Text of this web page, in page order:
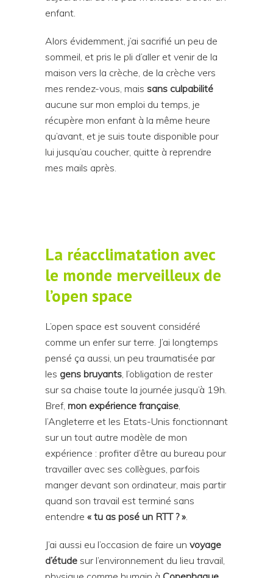
enfant.
Alors évidemment, j’ai sacrifié un peu de
sommeil, et pris le pli d’aller et venir de la
maison vers la crèche, de la crèche vers
mes rendez-vous, mais sans culpabilité
aucune sur mon emploi du temps, je
récupère mon enfant à la même heure
qu’avant, et je suis toute disponible pour
lui jusqu’au coucher, quitte à reprendre
mes mails après.
La réacclimatation avec
le monde merveilleux de
l’open space
L’open space est souvent considéré
comme un enfer sur terre. J’ai longtemps
pensé ça aussi, un peu traumatisée par
les gens bruyants, l’obligation de rester
sur sa chaise toute la journée jusqu’à 19h.
Bref, mon expérience française,
l’Angleterre et les Etats-Unis fonctionnant
sur un tout autre modèle de mon
expérience : profiter d’être au bureau pour
travailler avec ses collègues, parfois
manger devant son ordinateur, mais partir
quand son travail est terminé sans
entendre « tu as posé un RTT ? ».
J’ai aussi eu l’occasion de faire un voyage
d’étude sur l’environnement du lieu travail,